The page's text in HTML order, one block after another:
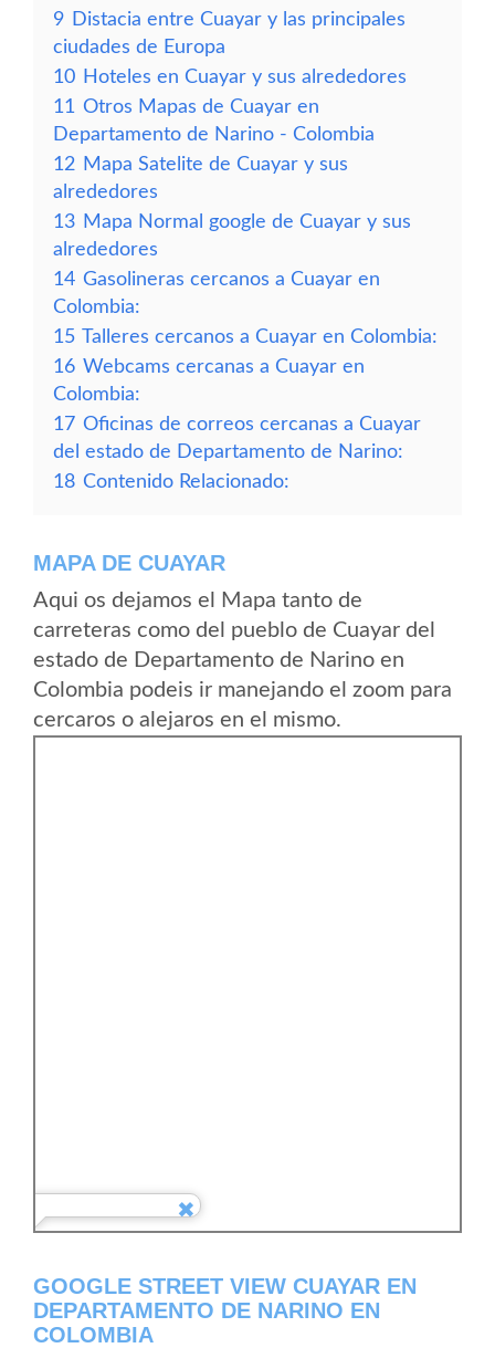
9 Distacia entre Cuayar y las principales
ciudades de Europa
10 Hoteles en Cuayar y sus alrededores
11 Otros Mapas de Cuayar en
Departamento de Narino - Colombia
12 Mapa Satelite de Cuayar y sus
alrededores
13 Mapa Normal google de Cuayar y sus
alrededores
14 Gasolineras cercanos a Cuayar en
Colombia:
15 Talleres cercanos a Cuayar en Colombia:
16 Webcams cercanas a Cuayar en
Colombia:
17 Oficinas de correos cercanas a Cuayar
del estado de Departamento de Narino:
18 Contenido Relacionado:
MAPA DE CUAYAR
Aqui os dejamos el Mapa tanto de
carreteras como del pueblo de Cuayar del
estado de Departamento de Narino en
Colombia podeis ir manejando el zoom para
cercaros o alejaros en el mismo.
GOOGLE STREET VIEW CUAYAR EN
DEPARTAMENTO DE NARINO EN
COLOMBIA